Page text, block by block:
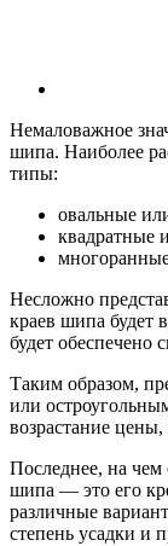
Немаловажное
шипа. Наиболее
типы:
овальные
квадратные
Несложно
краев шипа будет
будет обеспечено
Таким образом,
или
возрастание цены,
Последнее, на чем
шипа — это его
различные
степень усадки и